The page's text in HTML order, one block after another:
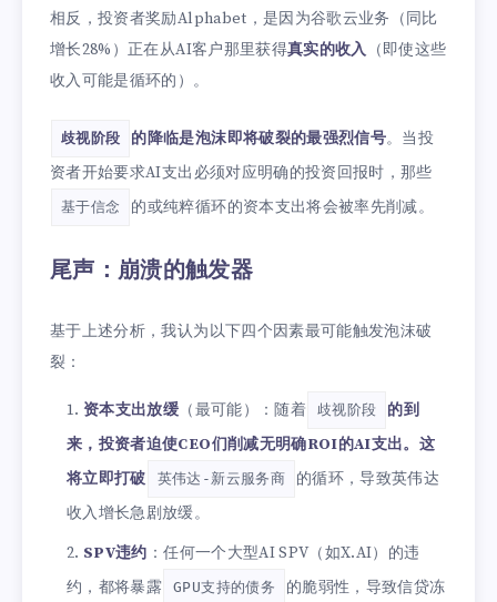
相反，投资者奖励Alphabet，是因为谷歌云业务（同比
增长28%）正在从AI客户那里获得真实的收入（即使这些
收入可能是循环的）。
歧视阶段 的降临是泡沫即将破裂的最强烈信号。当投
资者开始要求AI支出必须对应明确的投资回报时，那些
基于信念 的或纯粹循环的资本支出将会被率先削减。
尾声：崩溃的触发器
基于上述分析，我认为以下四个因素最可能触发泡沫破
裂：
资本支出放缓 （最可能）：随着 歧视阶段
的到
来，投资者迫使CEO们削减无明确ROI的AI支出。这
将立即打破
英伟达-新云服务商
的循环，导致英伟达
收入增长急剧放缓。
SPV违约 ：任何一个大型AI SPV（如X.AI）的违
约，都将暴露
GPU支持的债务 的脆弱性，导致信贷冻